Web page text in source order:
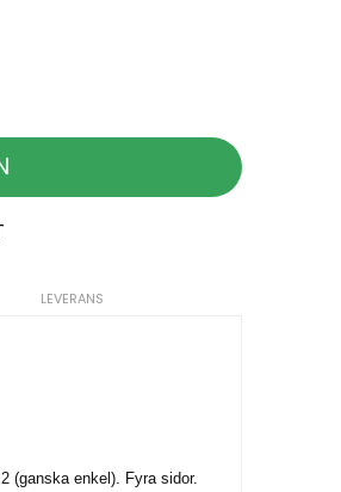
LEVERANS
(ganska enkel). Fyra sidor.